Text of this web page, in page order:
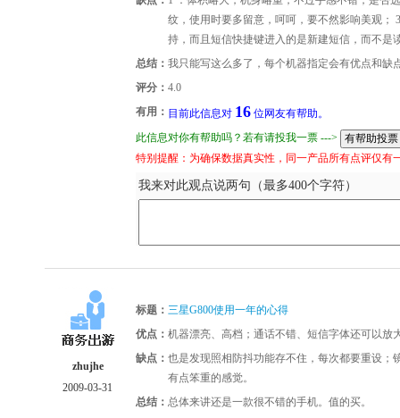
纹，使用时要多留意，呵呵，要不然影响美观；
持，而且短信快捷键进入的是新建短信，而不是
总结： 我只能写这么多了，每个机器指定会有优点和缺
评分： 4.0
有用： 目前此信息对 16 位网友有帮助。
此信息对你有帮助吗？若有请投我一票 --->
特别提醒：为确保数据真实性，同一产品所有点评仅有
我来对此观点说两句（最多400个字符）
zhujhe
2009-03-31
标题： 三星G800使用一年的心得
优点： 机器漂亮、高档；通话不错、短信字体还可以放
缺点： 也是发现照相防抖功能存不住，每次都要重设
有点笨重的感觉。
总结： 总体来讲还是一款很不错的手机。值的买。